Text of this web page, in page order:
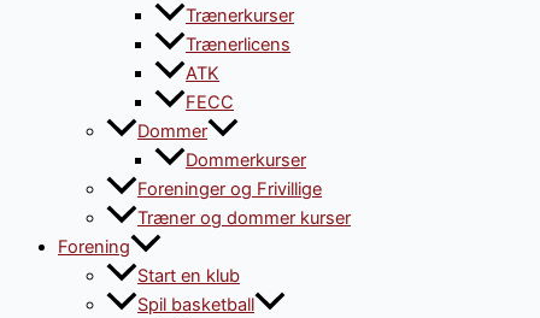
Trænerkurser
Trænerlicens
ATK
FECC
Dommer
Dommerkurser
Foreninger og Frivillige
Træner og dommer kurser
Forening
Start en klub
Spil basketball